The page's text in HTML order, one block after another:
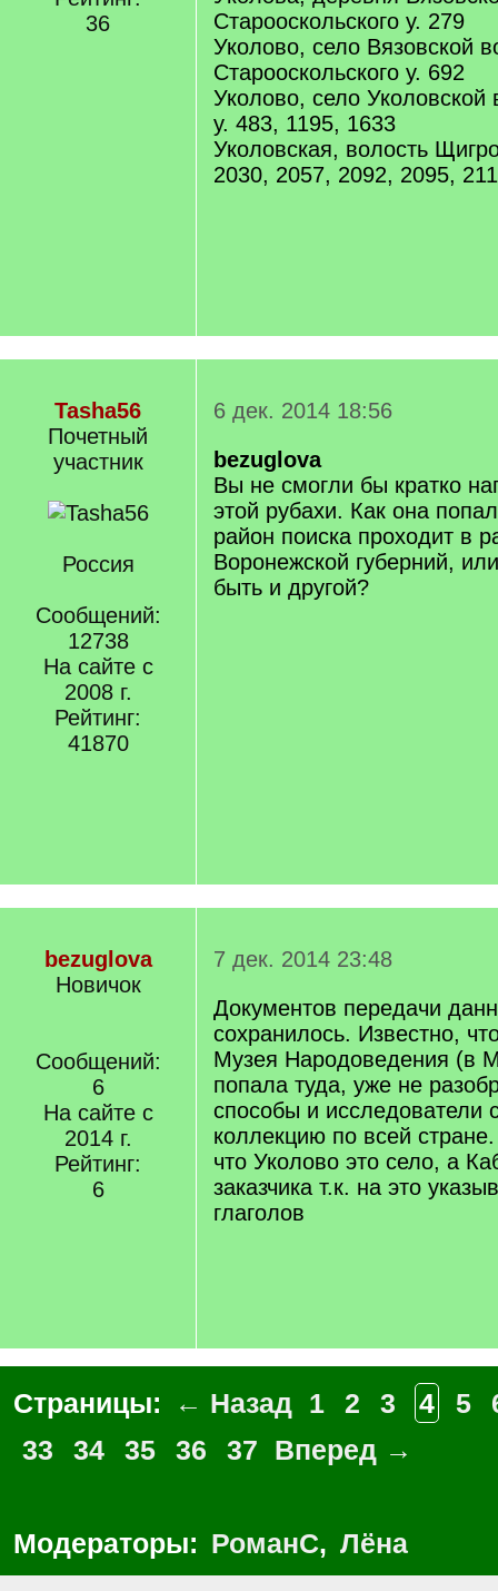
36
Старооскольского у. 279
Уколово, село Вязовской
Старооскольского у. 692
Уколово, село Уколовской
у. 483, 1195, 1633
Уколовская, волость
2030, 2057, 2092, 2095,
Tasha56
Почетный
учаcтник
Россия
Сообщений:
12738
На сайте с
2008 г.
Рейтинг:
41870
6 дек. 2014 18:56
bezuglova
Вы не смогли бы кратко
этой рубахи. Как она
район поиска проходит в
Воронежской губерний,
быть и другой?
bezuglova
Новичок
Сообщений:
6
На сайте с
2014 г.
Рейтинг:
6
7 дек. 2014 23:48
Документов передачи
сохранилось. Известно,
Музея Народоведения (в
попала туда, уже не
способы и исследователи
коллекцию по всей
что Уколово это село, а
заказчика т.к. на это
глаголов
Страницы: ← Назад 1 2 3 4 5
33
34 35 36 37 Вперед →
Модераторы: РоманС, Лёна